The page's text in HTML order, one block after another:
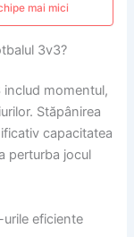
mai mici
3v3?
momentul,
Stăpânirea
capacitatea
perturba jocul
eficiente